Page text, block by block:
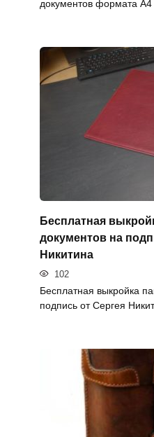
документов формата А4
Бесплатная
документов на
Никитина
102
Бесплатная выкройка
подпись от Сергея